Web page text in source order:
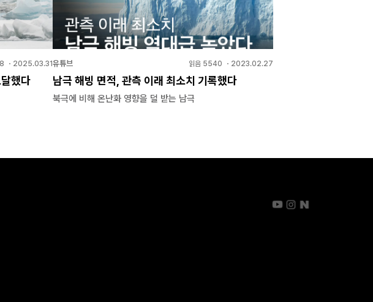
・ 2025.03.31
했다
유튜브 읽음 5540 ・ 2023.02.27
남극 해빙 면적, 관측 이래 최소치 기록했다
북극에 비해 온난화 영향을 덜 받는 남극